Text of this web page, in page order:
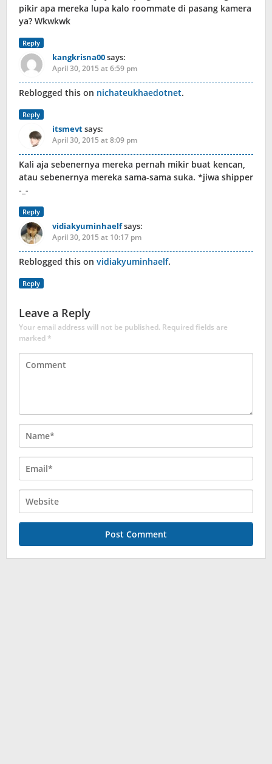
pikir apa mereka lupa kalo roommate di pasang kamera
ya? Wkwkwk
Reply
kangkrisna00says:
April 30, 2015 at 6:59 pm
Reblogged this on nichateukhaedotnet.
Reply
itsmevtsays:
April 30, 2015 at 8:09 pm
Kali aja sebenernya mereka pernah mikir buat kencan,
atau sebenernya mereka sama-sama suka. *jiwa shipper
-_-
Reply
vidiakyuminhaelfsays:
April 30, 2015 at 10:17 pm
Reblogged this on vidiakyuminhaelf.
Reply
Leave a Reply
Your email address will not be published. Required fields are
marked*